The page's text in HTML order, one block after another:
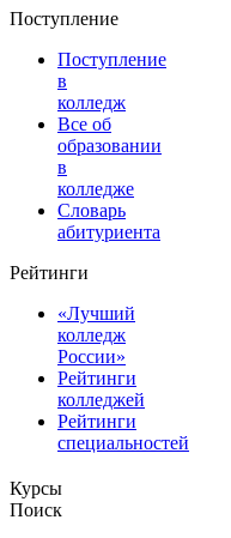
Поступление
Поступление
в
колледж
Все об
образовании
в
колледже
Словарь
абитуриента
Рейтинги
«Лучший
колледж
России»
Рейтинги
колледжей
Рейтинги
специальностей
Курсы
Поиск